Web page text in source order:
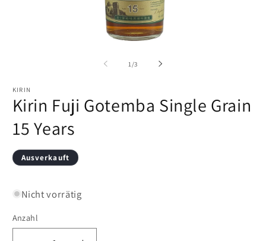
1 /von
3
KIRIN
Kirin Fuji Gotemba Single Grain
15 Years
Ausverkauft
Nicht vorrätig
Anzahl